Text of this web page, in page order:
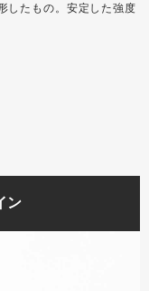
したもの。安定した強度
ン